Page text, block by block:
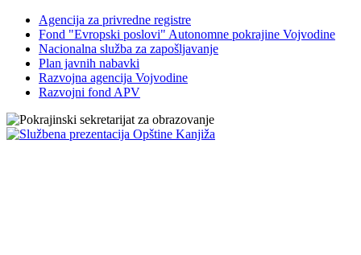
Agencija za privredne registre
Fond "Evropski poslovi" Autonomne pokrajine Vojvodine
Nacionalna služba za zapošljavanje
Plan javnih nabavki
Razvojna agencija Vojvodine
Razvojni fond APV